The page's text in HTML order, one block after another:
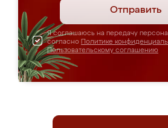
Отправить
Я соглашаюсь на передачу
согласно Политике
Пользовательскому соглашению